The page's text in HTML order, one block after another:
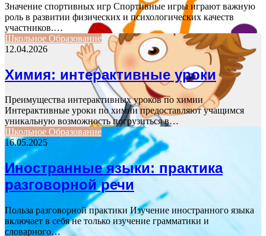
Значение спортивных игр Спортивные игры играют важную
роль в развитии физических и психологических качеств
участников.…
Школьное Образование
12.04.2026
Химия: интерактивные уроки
Преимущества интерактивных уроков по химии
Интерактивные уроки по химии предоставляют учащимся
уникальную возможность погрузиться в…
Школьное Образование
16.05.2025
Иностранные языки: практика
разговорной речи
Польза разговорной практики Изучение иностранного языка
включает в себя не только изучение грамматики и
словарного…